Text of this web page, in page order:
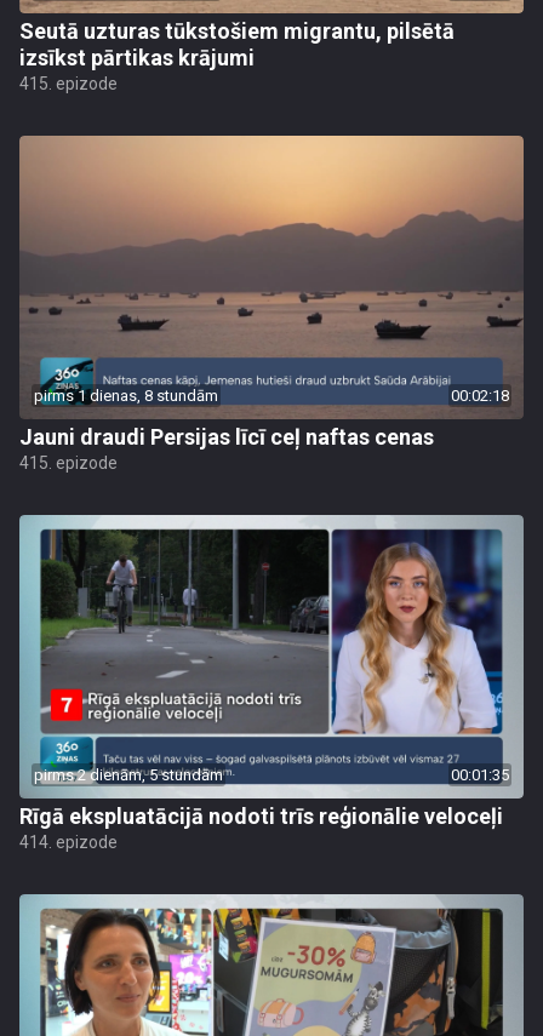
Seutā uzturas tūkstošiem migrantu, pilsētā
izsīkst pārtikas krājumi
415. epizode
pirms 1 dienas, 8 stundām 00:02:18
Jauni draudi Persijas līcī ceļ naftas cenas
415. epizode
pirms 2 dienām, 5 stundām 00:01:35
Rīgā ekspluatācijā nodoti trīs reģionālie veloceļi
414. epizode